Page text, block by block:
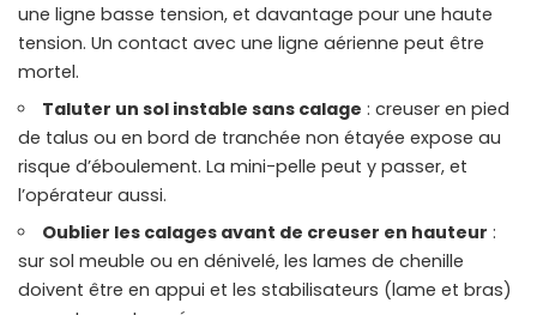
une ligne basse tension, et davantage pour une haute
tension. Un contact avec une ligne aérienne peut être
mortel.
Taluter un sol instable sans calage : creuser en pied
de talus ou en bord de tranchée non étayée expose au
risque d’éboulement. La mini-pelle peut y passer, et
l’opérateur aussi.
Oublier les calages avant de creuser en hauteur :
sur sol meuble ou en dénivelé, les lames de chenille
doivent être en appui et les stabilisateurs (lame et bras)